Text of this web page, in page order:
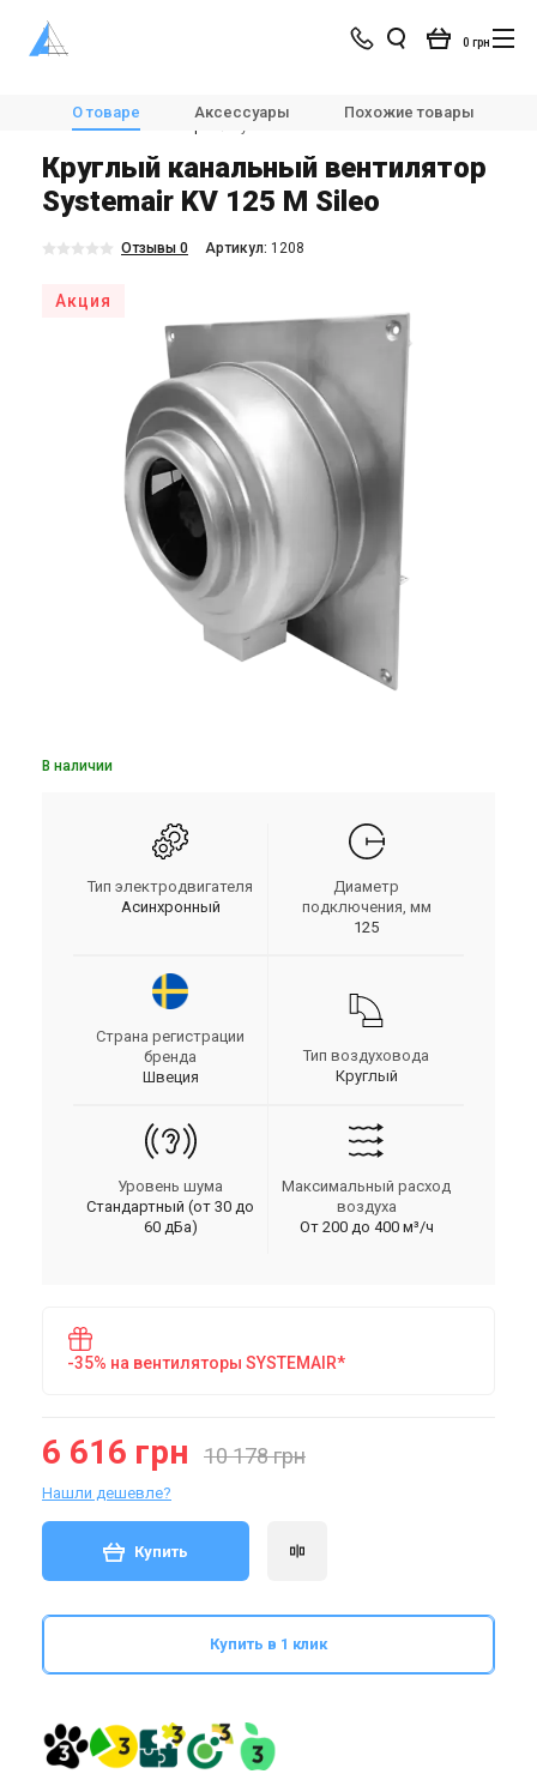
0 грн
Магазин Вентиляция
Вентиляторы
Канальные вентиляторы
Systemair KV 125 M Sileo
О товаре Аксессуары Похожие товары
Круглый канальный вентилятор
Systemair KV 125 M Sileo
Отзывы 0 Aртикул: 1208
Акция
В наличии
Тип электродвигателя
Асинхронный
Диаметр
подключения, мм
125
Страна регистрации
бренда
Швеция
Тип воздуховода
Круглый
Уровень шума
Стандартный (от 30 до
60 дБа)
Максимальный расход
воздуха
От 200 до 400 м³/ч
-35% на вентиляторы SYSTEMAIR*
6 616 грн 10 178 грн
Нашли дешевле?
Купить
Купить в 1 клик